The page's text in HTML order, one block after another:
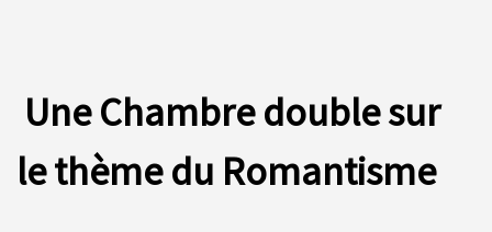
Une Chambre double sur
le thème du Romantisme